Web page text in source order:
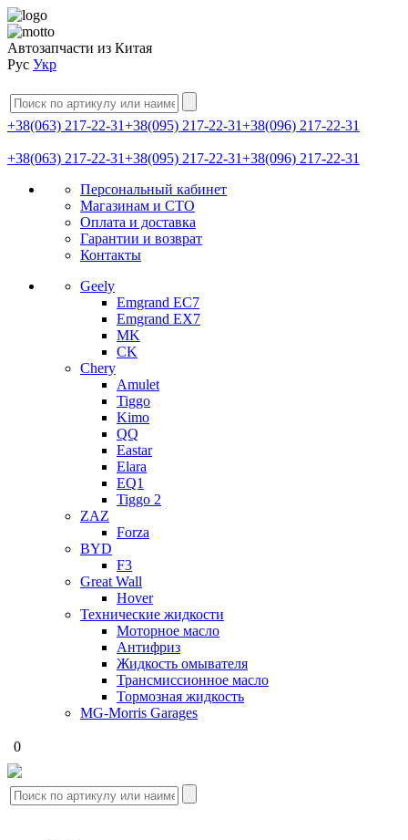
Автозапчасти из Китая
Рус Укр
+38(063) 217-22-31+38(095) 217-22-31+38(096) 217-22-31
+38(063) 217-22-31+38(095) 217-22-31+38(096) 217-22-31
Персональный кабинет
Магазинам и СТО
Оплата и доставка
Гарантии и возврат
Контакты
Geely
Emgrand EC7
Emgrand EX7
MK
CK
Chery
Amulet
Tiggo
Kimo
QQ
Eastar
Elara
EQ1
Tiggo 2
ZAZ
Forza
BYD
F3
Great Wall
Hover
Технические жидкости
Моторное масло
Антифриз
Жидкость омывателя
Трансмиссионное масло
Тормозная жидкость
MG-Morris Garages
0